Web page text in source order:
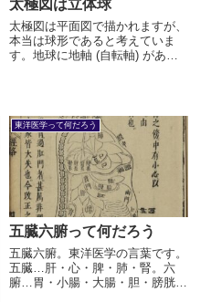
太極図は立体球
太極図は平面図で描かれますが、
本当は球形であると考えていま
す。地球に地軸 (自転軸) があっ
います。
東洋医学って何だろう
五臓六腑って何だろう
五臓六腑。東洋医学の言葉です。
五臓…肝・心・脾・肺・腎。六
腑…胃・小腸・大腸・胆・膀胱・